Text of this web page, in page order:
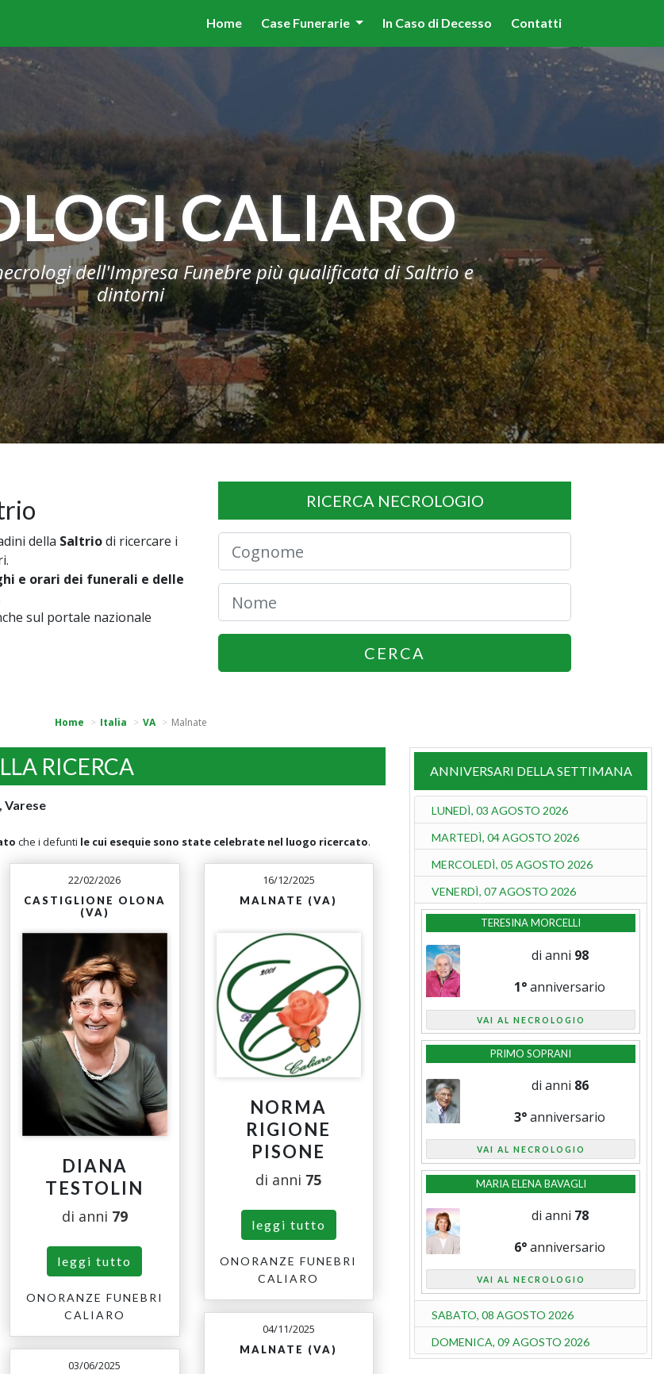
Home Case Funerarie In Caso di Decesso Contatti
CALIARO
dell'Impresa Funebre più qualificata di Saltrio e
dintorni
della Saltriodi ricercare i
e orari dei funerali e delle
sul portale nazionale
RICERCA NECROLOGIO
CERCA
Home Italia VA Malnate
RICERCA
Varese
che i defunti le cui esequie sono state celebrate nel luogo ricercato.
22/02/2026
CASTIGLIONE OLONA
(VA)
DIANA
TESTOLIN
di anni 79
leggi tutto
ONORANZE FUNEBRI
CALIARO
16/12/2025
MALNATE (VA)
NORMA
RIGIONE
PISONE
di anni 75
leggi tutto
ONORANZE FUNEBRI
CALIARO
04/11/2025
MALNATE (VA)
03/06/2025
ANNIVERSARI DELLA SETTIMANA
LUNEDÌ, 03 AGOSTO 2026
MARTEDÌ, 04 AGOSTO 2026
MERCOLEDÌ, 05 AGOSTO 2026
VENERDÌ, 07 AGOSTO 2026
TERESINA MORCELLI
di anni 98
1°anniversario
VAI AL NECROLOGIO
PRIMO SOPRANI
di anni 86
3°anniversario
VAI AL NECROLOGIO
MARIA ELENA BAVAGLI
di anni 78
6°anniversario
VAI AL NECROLOGIO
SABATO, 08 AGOSTO 2026
DOMENICA, 09 AGOSTO 2026
la navigazione in altra maniera, acconsenti all'uso dei cookie. Ulteriori informazioni